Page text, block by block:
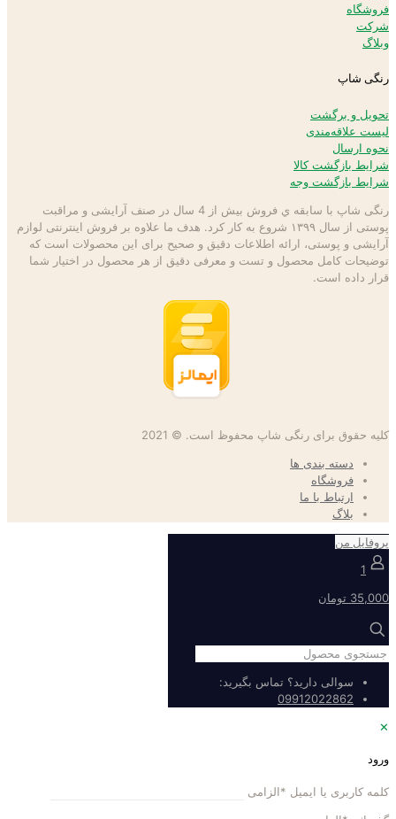
فروشگاه
شرکت
وبلاگ
رنگی شاپ
تحویل و برگشت
لیست علاقه‌مندی
نحوه ارسال
شرایط بازگشت کالا
شرایط بازگشت وجه
رنگی شاپ با سابقه ي فروش بیش از 4 سال در صنف آرایشی و مراقبت
پوستی از سال ۱۳۹۹ شروع به كار كرد. هدف ما علاوه بر فروش اینترنتی لوازم
آرایشی و پوستی، ارائه اطلاعات دقیق و صحیح برای این محصولات است كه
توضيحات كامل محصول و تست و معرفی دقیق از هر محصول در اختيار شما
قرار داده است.
کلیه حقوق برای رنگی شاپ محفوظ است. © 2021
دسته بندی ها
فروشگاه
ارتباط با ما
بلاگ
پروفایل من
1
35,000 تومان
سوالی دارید؟ تماس بگیرید:
09912022862
✕
ورود
کلمه کاربری یا ایمیل *الزامی